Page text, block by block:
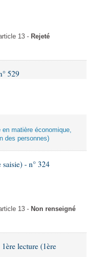
13 - Rejeté
529
en matière économique,
des personnes)
- n° 324
13 - Non renseigné
lecture (1ère